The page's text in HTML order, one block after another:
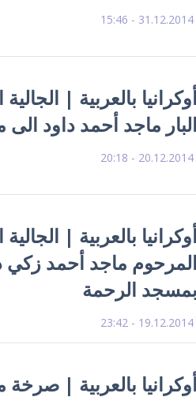
31.12.2014 - 15:46
بالعربية |
البار ماجد أحمد داود الى
20.12.2014 - 20:18
بالعربية |
المرحوم ماجد أحمد زكي
بمسجد الرحمة
19.12.2014 - 23:42